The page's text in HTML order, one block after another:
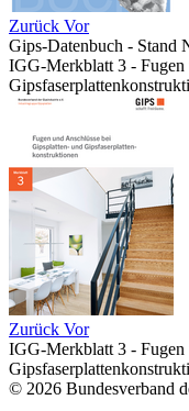
Zurück Vor
Gips-Datenbuch - Stand
IGG-Merkblatt 3 - Fugen
Zurück Vor
IGG-Merkblatt 3 - Fugen
© 2026 Bundesverband